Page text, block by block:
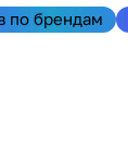
по брендам